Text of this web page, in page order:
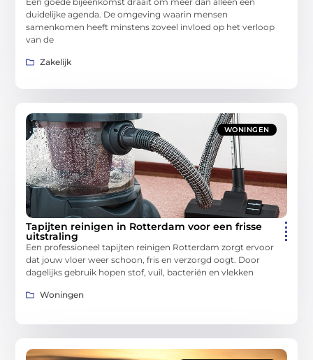
duidelijke agenda. De omgeving waarin mensen
samenkomen heeft minstens zoveel invloed op het verloop
van de
Zakelijk
WONINGEN
Tapijten reinigen in Rotterdam voor een frisse
uitstraling
Een professioneel tapijten reinigen Rotterdam zorgt ervoor
dat jouw vloer weer schoon, fris en verzorgd oogt. Door
dagelijks gebruik hopen stof, vuil, bacteriën en vlekken
Woningen